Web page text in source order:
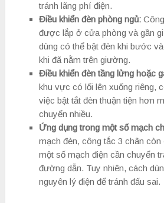
tránh lãng phí điện.
Điều khiển đèn phòng ngủ:
được lắp ở cửa phòng và gần
dùng có thể bật đèn khi bước
khi đã nằm trên giường.
Điều khiển đèn tầng lửng hoặc
khu vực có lối lên xuống riêng,
việc bật tắt đèn thuận tiện hơn
chuyển nhiều.
Ứng dụng trong một số mạch
mạch đèn, công tắc 3 chân còn
một số mạch điện cần chuyển
đường dẫn. Tuy nhiên, cách
nguyên lý điện để tránh đấu sai.